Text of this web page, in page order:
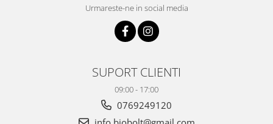
Urmareste-ne in social media
SUPORT CLIENTI
09:00 - 17:00
0769249120